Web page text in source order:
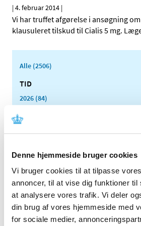
Denne hjemmeside bruger cookies
Vi bruger cookies til at tilpasse
annoncer, til at vise dig funktioner til
at analysere vores trafik. Vi deler
din brug af vores hjemmeside med
for sociale medier,
|4. februar 2014 |
Vi har truffet afgørelse i ansøgning
klausuleret tilskud til Cialis 5 mg.
Alle (2506)
TID
2026 (84)
2024 (224)
2022 (197)
2021 (516)
2020 (263)
2019 (159)
2018 (150)